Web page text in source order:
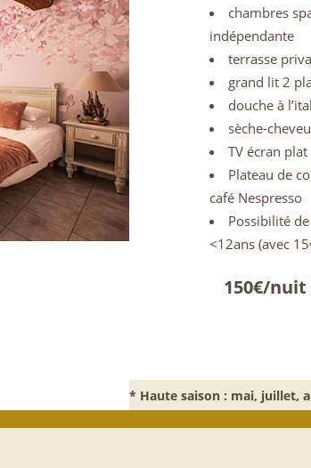
chambres
indépendante
terrasse
grand lit 2
douche à
sèche-
TV écran plat
Plateau de
café Nespresso
Possibilité
<12ans (avec
150€/nuit
* Haute saison : mai, juillet,